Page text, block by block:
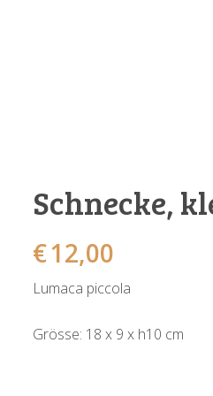
Schnecke,
€12,00
Lumaca piccola
Grösse: 18 x 9 x h10 cm